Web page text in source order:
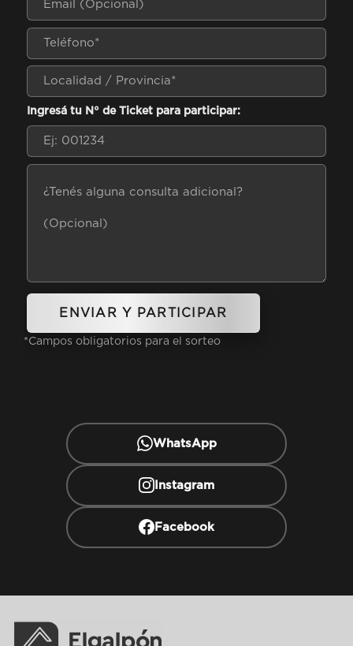
Ingresá tu N° de Ticket para participar:
*Campos obligatorios para el sorteo
WhatsApp
Instagram
Facebook